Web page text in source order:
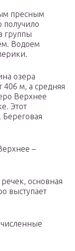
пресным
получило
группы
Водоем
озера
406 м, а средняя
Верхнее
Этот
Береговая
–
основная
выступает